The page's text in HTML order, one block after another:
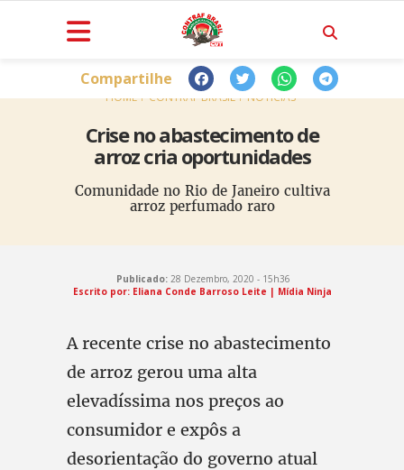
HOME CONTRAF BRASIL NOTÍCIAS
Crise no abastecimento de
arroz cria oportunidades
Comunidade no Rio de Janeiro cultiva
arroz perfumado raro
Compartilhe
Publicado: 28 Dezembro, 2020 - 15h36
Escrito por: Eliana Conde Barroso Leite | Mídia Ninja
A recente crise no abastecimento
de arroz gerou uma alta
elevadíssima nos preços ao
consumidor e expôs a
desorientação do governo atual